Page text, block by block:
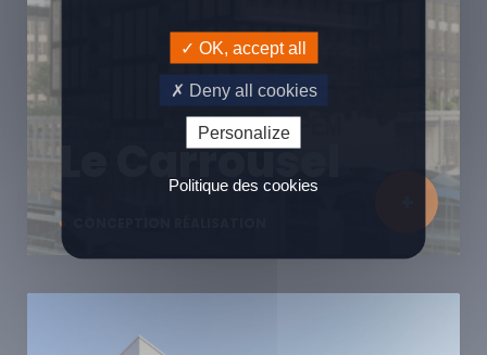
Le Carrousel
OK, accept all
Deny all cookies
Personalize
Politique des cookies